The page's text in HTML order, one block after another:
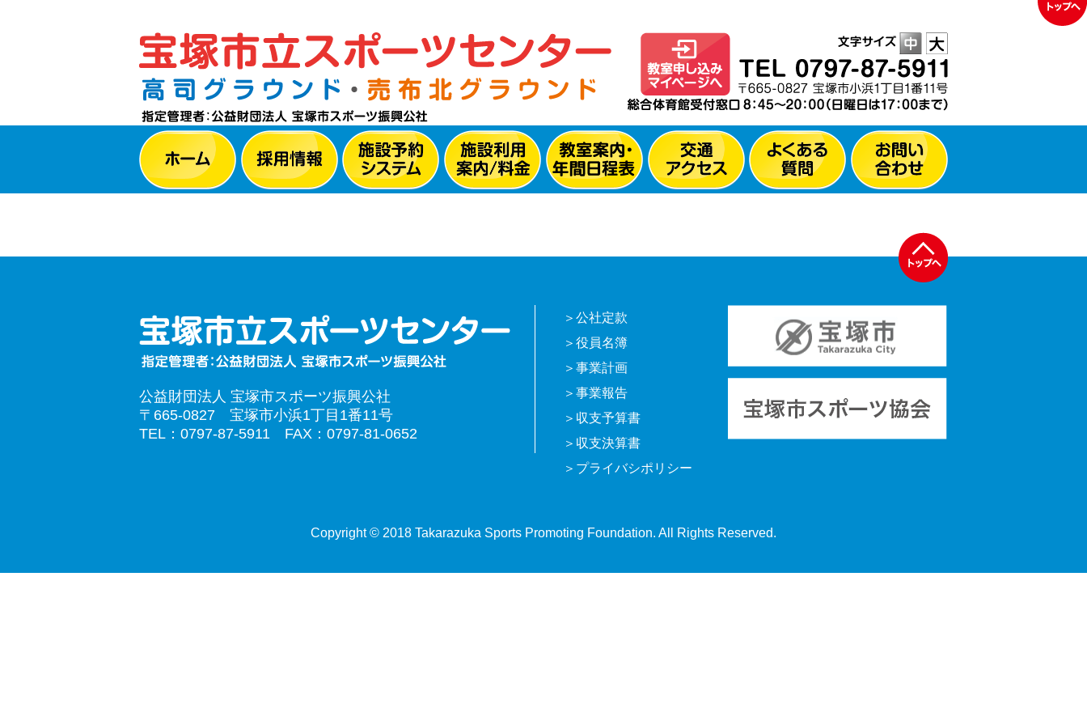
公益財団法人 宝塚市スポーツ振興公社
〒665-0827 宝塚市小浜1丁目1番11号
TEL：0797-87-5911 FAX：0797-81-0652
公社定款
役員名簿
事業計画
事業報告
収支予算書
収支決算書
プライバシポリシー
Copyright © 2018 Takarazuka Sports Promoting Foundation. All Rights Reserved.